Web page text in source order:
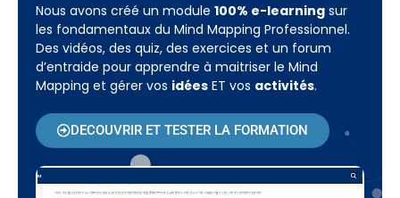
Nous avons créé un module 100% e-learning sur
les fondamentaux du Mind Mapping Professionnel.
Des vidéos, des quiz, des exercices et un forum
d’entraide pour apprendre à maitriser le Mind
Mapping et gérer vos idées ET vos activités.
DECOUVRIR ET TESTER LA FORMATION